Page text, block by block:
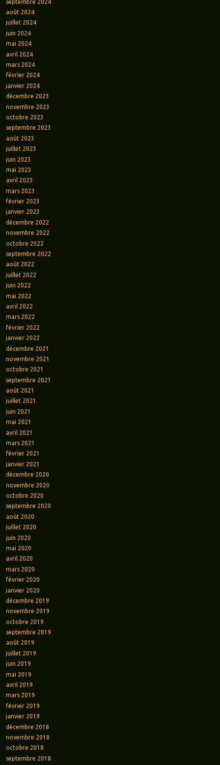
septembre 2024
août 2024
juillet 2024
juin 2024
mai 2024
avril 2024
mars 2024
février 2024
janvier 2024
décembre 2023
novembre 2023
octobre 2023
septembre 2023
août 2023
juillet 2023
juin 2023
mai 2023
avril 2023
mars 2023
février 2023
janvier 2023
décembre 2022
novembre 2022
octobre 2022
septembre 2022
août 2022
juillet 2022
juin 2022
mai 2022
avril 2022
mars 2022
février 2022
janvier 2022
décembre 2021
novembre 2021
octobre 2021
septembre 2021
août 2021
juillet 2021
juin 2021
mai 2021
avril 2021
mars 2021
février 2021
janvier 2021
décembre 2020
novembre 2020
octobre 2020
septembre 2020
août 2020
juillet 2020
juin 2020
mai 2020
avril 2020
mars 2020
février 2020
janvier 2020
décembre 2019
novembre 2019
octobre 2019
septembre 2019
août 2019
juillet 2019
juin 2019
mai 2019
avril 2019
mars 2019
février 2019
janvier 2019
décembre 2018
novembre 2018
octobre 2018
septembre 2018